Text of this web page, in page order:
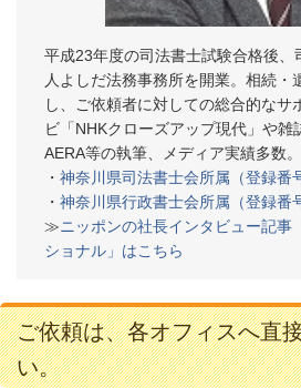
平成23年度の司法書士試験合格後、
人よしだ法務事務所を開業。相続・
し、ご依頼者に対しての総合的なサ
ビ「NHKクローズアップ現代」や雑
AERA等の執筆、メディア実績多数。
・ 神奈川県司法書士会所属（登録番
・ 神奈川県行政書士会所属（登録番
≫ニッポンの社長インタビュー記事
ショナル」はこちら
ご依頼は、各オフィスへ直
い。